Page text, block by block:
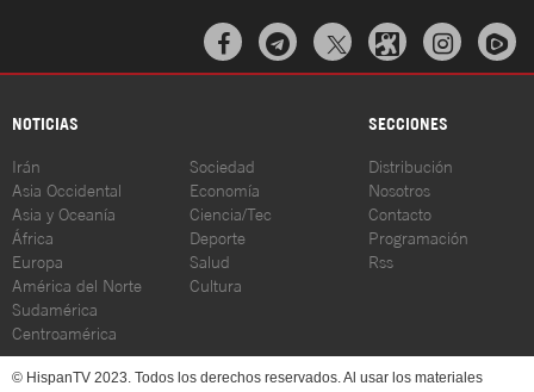
  
NOTICIAS SECCIONES
Irán
Asia Occidental
Asia y Oceanía
África
Europa
América del Norte
Sudamérica
Centroamérica
Sociedad
Economía
Ciencia/Tec
Deporte
Salud
Cultura
Distribución
Nosotros
Contacto
Programación
Rss
© HispanTV 2023. Todos los derechos reservados. Al usar los materiales